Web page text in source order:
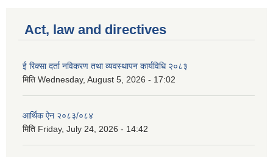
Act, law and directives
ई रिक्सा दर्ता नविकरण तथा व्यवस्थापन कार्यविधि २०८३
मिति Wednesday, August 5, 2026 - 17:02
आर्थिक ऐन २०८३/०८४
मिति Friday, July 24, 2026 - 14:42